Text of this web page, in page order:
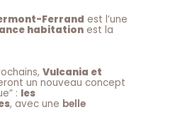
Ferrand est l’une
habitation est la
Vulcania et
un nouveau concept
: les
, avec une belle